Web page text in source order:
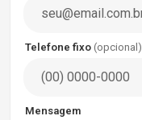
Telefone fixo (opcional)
Mensagem